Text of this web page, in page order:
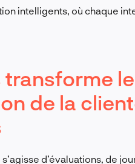
intelligents, où chaque
transforme
de la
d’évaluations, de